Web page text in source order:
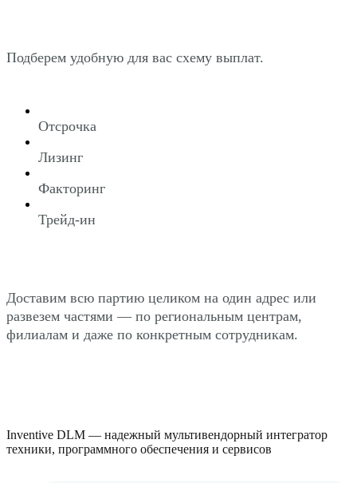
Подберем удобную для вас схему выплат.
Отсрочка
Лизинг
Факторинг
Трейд-ин
Доставим всю партию целиком на один адрес или
развезем частями — по региональным центрам,
филиалам и даже по конкретным сотрудникам.
Inventive DLM — надежный мультивендорный интегратор
техники, программного обеспечения и сервисов